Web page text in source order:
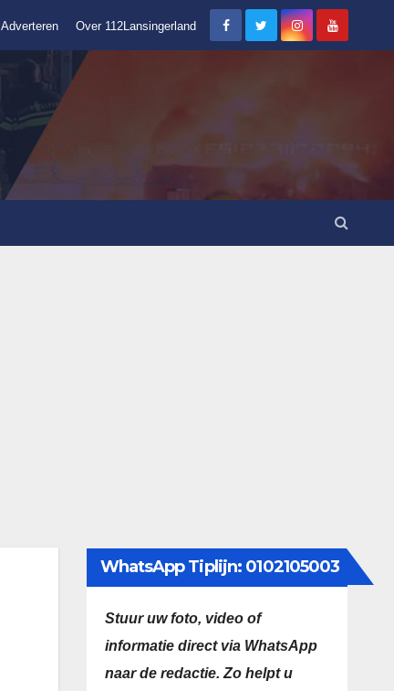
Adverteren Over 112Lansingerland
WhatsApp Tiplijn: 0102105003
Stuur uw foto, video of
informatie direct via WhatsApp
naar de redactie. Zo helpt u